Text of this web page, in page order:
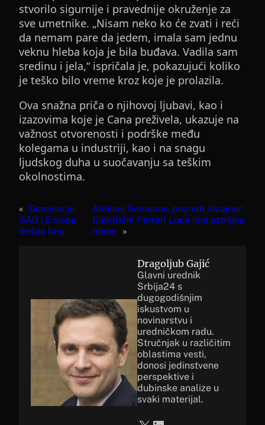
stvorilo sigurnije i pravednije okruženje za
sve umetnike. „Nisam neko ko će zvati i reći
da nemam pare da jedem, imala sam jednu
veknu hleba koja je bila buđava. Vadila sam
sredinu i jela,“ ispričala je, pokazujući koliko
je teško bilo vreme kroz koje je prolazila.
Ova snažna priča o njihovoj ljubavi, kao i
izazovima koje je Cana preživela, ukazuje na
važnost otvorenosti i podrške među
kolegama u industriji, kao i na snagu
ljudskog duha u suočavanju sa teškim
okolnostima.
« Dominaciji
SAD i Evrope
došao kraj
Aleksej Semenov, poznati dizajner:
Električni Ferrari Luce ima ozbiljne
mane
»
Dragoljub Gajić
Glavni urednik
Srbija24 s
dugogodišnjim
iskustvom u
novinarstvu i
uredničkom radu.
Stručnjak u različitim
oblastima vesti,
donosi jedinstvene
perspektive i
dubinske analize u
svaki materijal.